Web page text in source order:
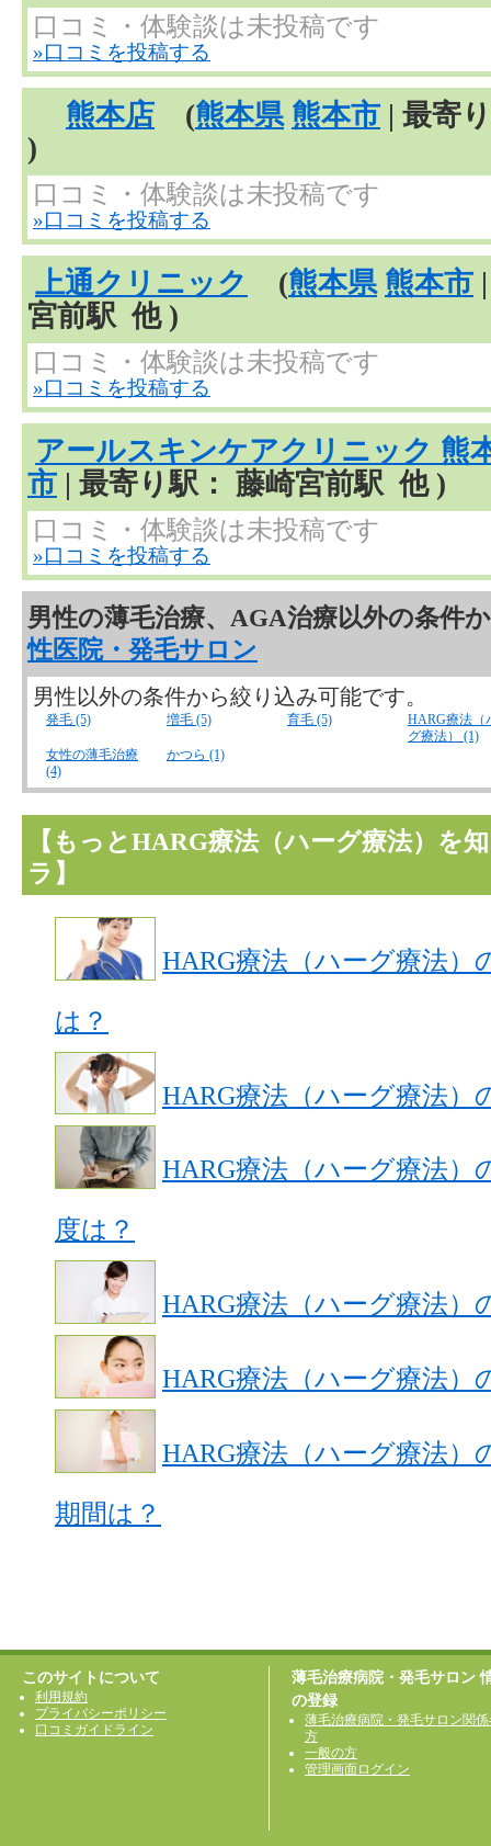
口コミ・体験談は未投稿です
»口コミを投稿する
熊本店 (熊本県 熊本市 | 最寄
)
口コミ・体験談は未投稿です
»口コミを投稿する
上通クリニック (熊本県 熊本市
宮前駅 他 )
口コミ・体験談は未投稿です
»口コミを投稿する
アールスキンケアクリニック 熊
市 | 最寄り駅： 藤崎宮前駅 他 )
口コミ・体験談は未投稿です
»口コミを投稿する
男性の薄毛治療、AGA治療以外の条件
性医院・発毛サロン
男性以外の条件から絞り込み可能です。
発毛 (5) 増毛 (5) 育毛 (5)
HARG療法（
グ療法） (1)
女性の薄毛治療
(4)
かつら (1)
【もっとHARG療法（ハーグ療法）を
ラ】
HARG療法（ハーグ療法）
は？
HARG療法（ハーグ療法）
HARG療法（ハーグ療法）
度は？
HARG療法（ハーグ療法）
HARG療法（ハーグ療法）
HARG療法（ハーグ療法）
期間は？
このサイトについて
利用規約
プライバシーポリシー
口コミガイドライン
薄毛治療病院・発毛サロン
の登録
薄毛治療病院・発毛サロン関
方
一般の方
管理画面ログイン